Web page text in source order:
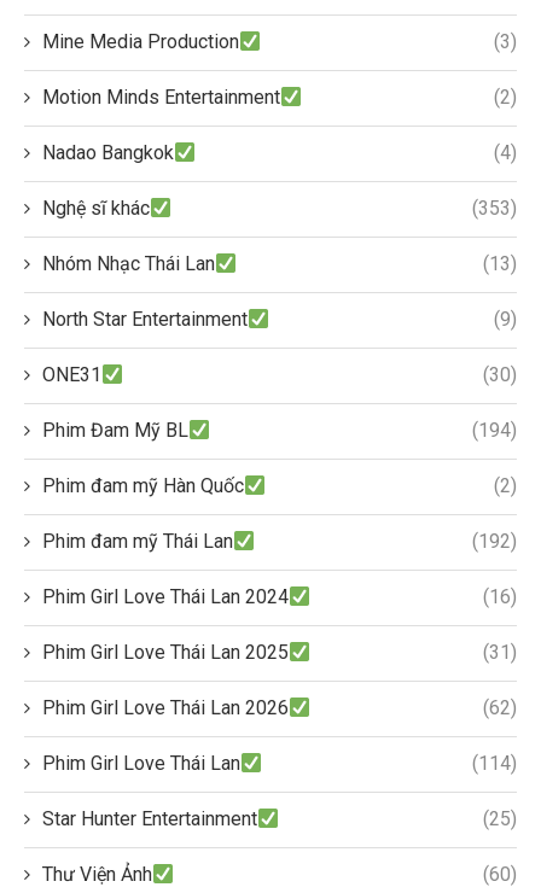
Mine Media Production (3)
Motion Minds Entertainment (2)
Nadao Bangkok (4)
Nghệ sĩ khác (353)
Nhóm Nhạc Thái Lan (13)
North Star Entertainment (9)
ONE31 (30)
Phim Đam Mỹ BL (194)
Phim đam mỹ Hàn Quốc (2)
Phim đam mỹ Thái Lan (192)
Phim Girl Love Thái Lan 2024 (16)
Phim Girl Love Thái Lan 2025 (31)
Phim Girl Love Thái Lan 2026 (62)
Phim Girl Love Thái Lan (114)
Star Hunter Entertainment (25)
Thư Viện Ảnh (60)